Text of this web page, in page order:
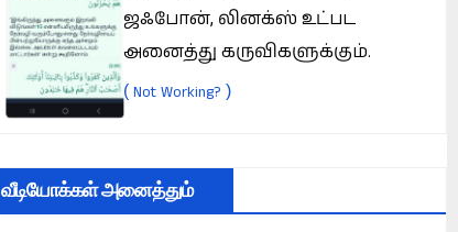
ஜஃபோன், லினக்ஸ் உட்பட
அனைத்து கருவிகளுக்கும்.
( Not Working? )
வீடியோக்கள் அனைத்தும்